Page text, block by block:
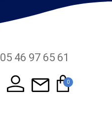
05 46 97 65 61
0